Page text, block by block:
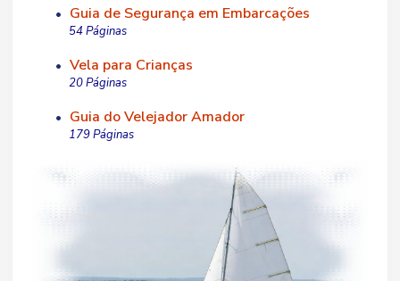
• Guia de Segurança em Embarcações
54 Páginas
• Vela para Crianças
20 Páginas
• Guia do Velejador Amador
179 Páginas